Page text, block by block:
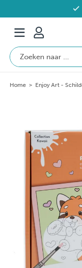
Gratis
Home > Enjoy Art -